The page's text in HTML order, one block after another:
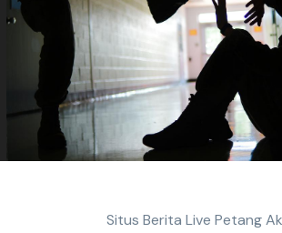
Situs Berita Live Petang